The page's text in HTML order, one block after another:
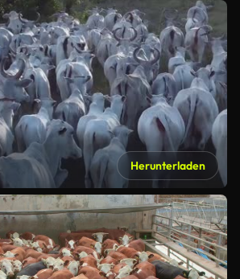
Herunterladen